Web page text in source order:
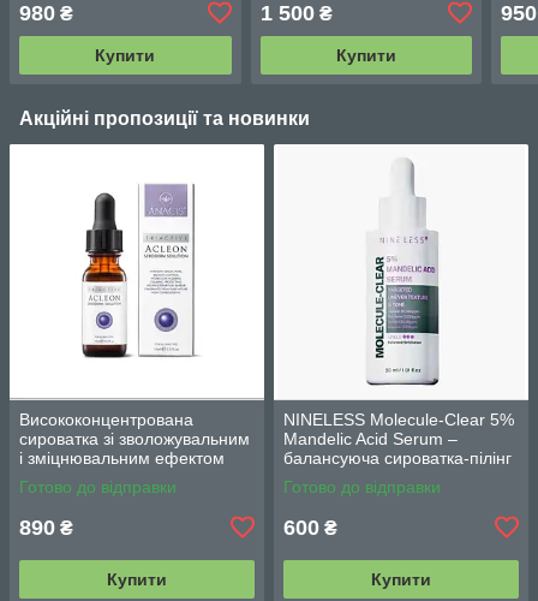
980 ₴
Купити
Shot Ampoule 2X 100ml
1 500₴
Купити
950
Акційні пропозиції та новинки
Висококонцентрована
сироватка зі зволожувальним
і зміцнювальним ефектом
Acleon Seboderm Solution
Serum 15 мл
Готово до відправки
890 ₴
Купити
NINELESS Molecule-Clear 5%
Mandelic Acid Serum –
балансуюча сироватка-пілінг
з мигдалевою кислотою 5%
(30мл)
Готово до відправки
600 ₴
Купити